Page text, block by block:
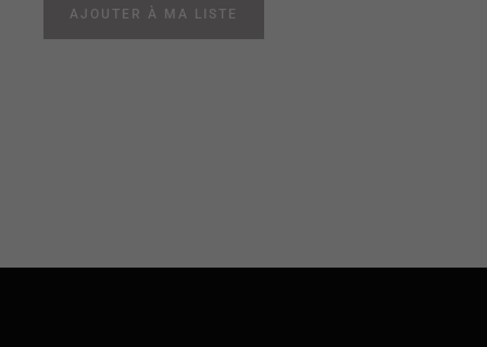
AJOUTER À MA LISTE